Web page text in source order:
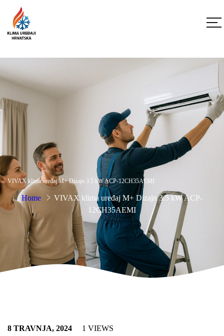
VIVAX klima uređaj M+ Dizajn 3.5 kW ACP-12CH35AEMI
Home
VIVAX klima uređaj M+ Dizajn 3.5 kW ACP-
12CH35AEMI
8 TRAVNJA, 2024 1 VIEWS